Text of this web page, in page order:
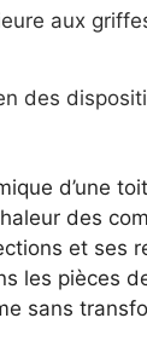
aux
des
d’une
des
et ses
les pièces
sans